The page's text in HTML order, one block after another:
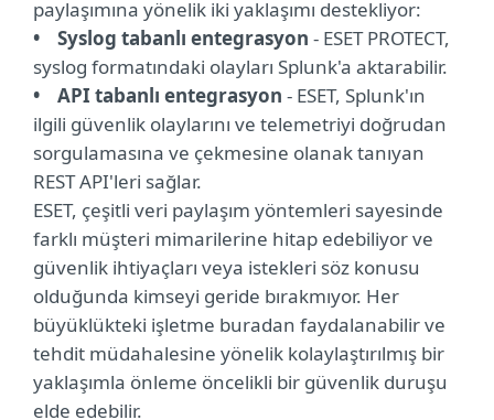
paylaşımına yönelik iki yaklaşımı destekliyor:
• Syslog tabanlı entegrasyon - ESET PROTECT,
syslog formatındaki olayları Splunk'a aktarabilir.
• API tabanlı entegrasyon - ESET, Splunk'ın
ilgili güvenlik olaylarını ve telemetriyi doğrudan
sorgulamasına ve çekmesine olanak tanıyan
REST API'leri sağlar.
ESET, çeşitli veri paylaşım yöntemleri sayesinde
farklı müşteri mimarilerine hitap edebiliyor ve
güvenlik ihtiyaçları veya istekleri söz konusu
olduğunda kimseyi geride bırakmıyor. Her
büyüklükteki işletme buradan faydalanabilir ve
tehdit müdahalesine yönelik kolaylaştırılmış bir
yaklaşımla önleme öncelikli bir güvenlik duruşu
elde edebilir.